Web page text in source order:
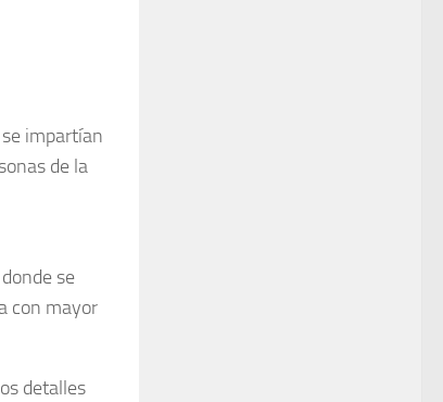
impartían
de la
se
con mayor
detalles